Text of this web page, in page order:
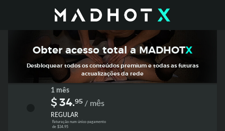
Obter acesso total aMADHOTX
Desbloquear todos os conteúdos premium e todas as futuras
actualizações da rede
1 mês
$ 34.95 / mês
REGULAR
Faturação num único pagamento
de $34.95